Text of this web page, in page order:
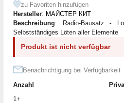
zu Favoriten hinzufügen
Hersteller: МАЙСТЕР КИТ
Beschreibung: Radio-Bausatz -
Selbstständiges Löten aller Elemente
Produkt ist nicht verfügbar
Benachrichtigung bei Verfügbarkeit
Anzahl
1+